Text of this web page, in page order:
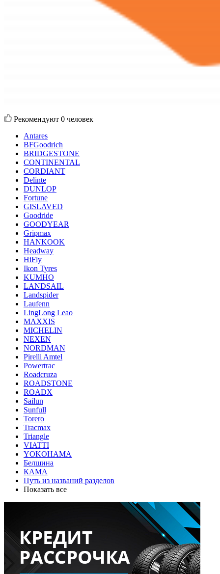
Рекомендуют 0 человек
Antares
BFGoodrich
BRIDGESTONE
CONTINENTAL
CORDIANT
Delinte
DUNLOP
Fortune
GISLAVED
Goodride
GOODYEAR
Gripmax
HANKOOK
Headway
HiFly
Ikon Tyres
KUMHO
LANDSAIL
Landspider
Laufenn
LingLong Leao
MAXXIS
MICHELIN
NEXEN
NORDMAN
Pirelli Amtel
Powertrac
Roadcruza
ROADSTONE
ROADX
Sailun
Sunfull
Torero
Tracmax
Triangle
VIATTI
YOKOHAMA
Белшина
КАМА
Путь из названий разделов
Показать все